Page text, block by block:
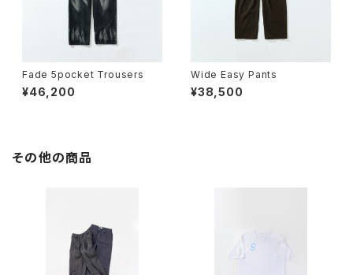
Fade 5pocket Trousers
¥46,200
Wide Easy Pants
¥38,500
その他の商品